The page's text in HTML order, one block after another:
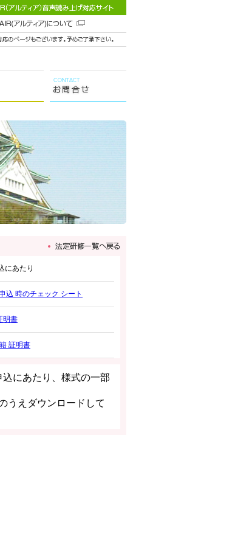
にあたり
込 時のチェック シート
明書
証明書
にあたり、様式の一部
うえダウンロードして